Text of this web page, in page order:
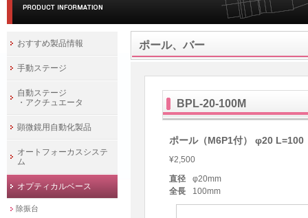
ポール、バー
BPL-20-100M
ポール（M6P1付） φ20 L=100
¥2,500
直径
φ20mm
全長
100mm
おすすめ製品情報
手動ステージ
自動ステージ
・アクチュエータ
顕微鏡用自動化製品
オートフォーカスシステ
ム
オプティカルベース
除振台